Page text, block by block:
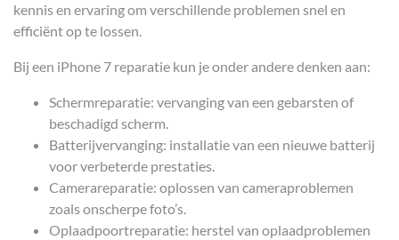
kennis en ervaring om verschillende problemen snel en
efficiënt op te lossen.
Bij een iPhone 7 reparatie kun je onder andere denken aan:
Schermreparatie: vervanging van een gebarsten of
beschadigd scherm.
Batterijvervanging: installatie van een nieuwe batterij
voor verbeterde prestaties.
Camerareparatie: oplossen van cameraproblemen
zoals onscherpe foto’s.
Oplaadpoortreparatie: herstel van oplaadproblemen